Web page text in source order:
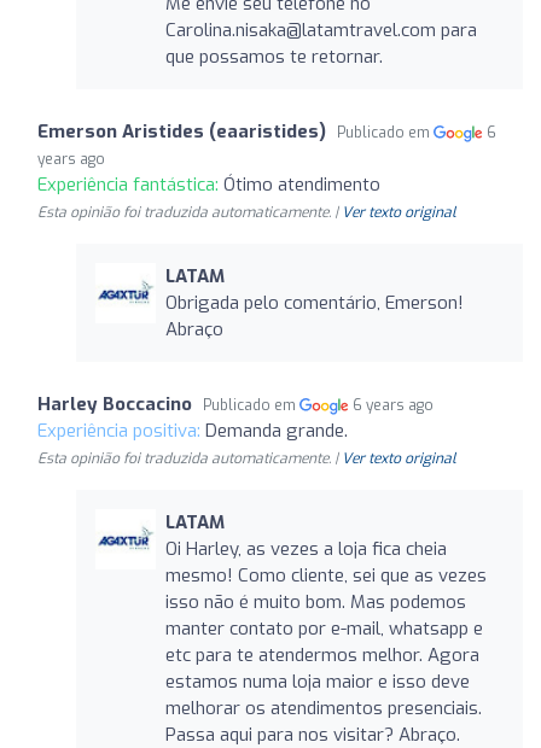
Carolina.nisaka@latamtravel.com para
que possamos te retornar.
Emerson Aristides (eaaristides) Publicado em
6
years ago
Experiência fantástica: Ótimo atendimento
Esta opinião foi traduzida automaticamente. | Ver texto original
LATAM
Obrigada pelo comentário, Emerson!
Abraço
Harley Boccacino Publicado em 6 years ago
Experiência positiva: Demanda grande.
Esta opinião foi traduzida automaticamente. | Ver texto original
LATAM
Oi Harley, as vezes a loja fica cheia
mesmo! Como cliente, sei que as vezes
isso não é muito bom. Mas podemos
manter contato por e-mail, whatsapp e
etc para te atendermos melhor. Agora
estamos numa loja maior e isso deve
melhorar os atendimentos presenciais.
Passa aqui para nos visitar? Abraço.